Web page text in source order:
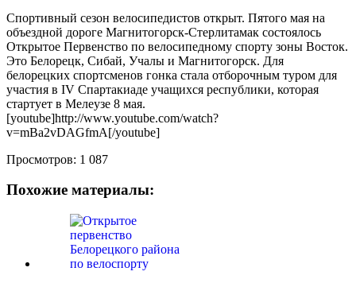
Спортивный сезон велосипедистов открыт. Пятого мая на
объездной дороге Магнитогорск-Стерлитамак состоялось
Открытое Первенство по велосипедному спорту зоны Восток.
Это Белорецк, Сибай, Учалы и Магнитогорск. Для
белорецких спортсменов гонка стала отборочным туром для
участия в IV Спартакиаде учащихся республики, которая
стартует в Мелеузе 8 мая.
[youtube]http://www.youtube.com/watch?
v=mBa2vDAGfmA[/youtube]
Просмотров: 1 087
Похожие материалы: